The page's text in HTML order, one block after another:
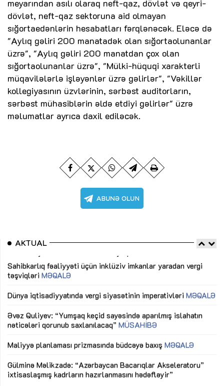
meyarından asılı olaraq neft-qaz, dövlət və qeyri-
dövlət, neft-qaz sektoruna aid olmayan
sığortaedənlərin hesabatları fərqlənəcək. Eləcə də
"Aylıq gəliri 200 manatadək olan sığortaolunanlar
üzrə", "Aylıq gəliri 200 manatdan çox olan
sığortaolunanlar üzrə", "Mülki-hüquqi xarakterli
müqavilələrlə işləyənlər üzrə gəlirlər", "Vəkillər
kollegiyasının üzvlərinin, sərbəst auditorların,
sərbəst mühasiblərin əldə etdiyi gəlirlər" üzrə
məlumatlar ayrıca daxil ediləcək.
AKTUAL
Sahibkarlıq fəaliyyəti üçün inklüziv imkanlar yaradan vergi
təşviqləriMƏQALƏ
Dünya iqtisadiyyatında vergi siyasətinin imperativləri MƏQALƏ
Əvəz Quliyev: “Yumşaq keçid sayəsində aparılmış islahatın
nəticələri qorunub saxlanılacaq”MÜSAHİBƏ
Maliyyə planlaması prizmasında büdcəyə baxış MƏQALƏ
Gülminə Məlikzadə: “Azərbaycan Bacarıqlar Akseleratoru”
ixtisaslaşmış kadrların hazırlanmasını hədəfləyir”